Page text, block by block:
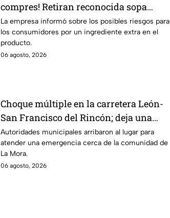
compres! Retiran reconocida sopa
instantánea por riesgo en uno de sus
ingredientes
La empresa informó sobre los posibles riesgos para
los consumidores por un ingrediente extra en el
producto.
06 agosto, 2026
Choque múltiple en la carretera León-
San Francisco del Rincón; deja una
persona sin vid4
Autoridades municipales arribaron al lugar para
atender una emergencia cerca de la comunidad de
La Mora.
06 agosto, 2026